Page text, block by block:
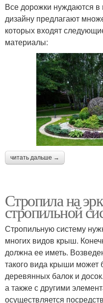
Все дорожки нуждаются
дизайну предлагают
которых входят
материалы:
читать дальше →
Стропила на
стропильной
Стропильную систему
многих видов крыш.
должна ее иметь.
такого вида крыши может
деревянных балок и
а также с другими
осуществляется